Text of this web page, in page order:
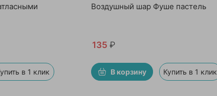
в 1 клик
Воздушный шар Фуше пастель
135 ₽
В корзину Купить в 1 клик